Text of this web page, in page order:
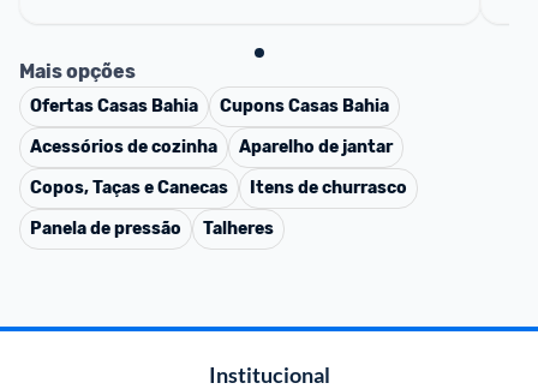
Mais opções
OfertasCasas Bahia CuponsCasas Bahia
Acessórios de cozinha
Aparelho de jantar
Copos, Taças e Canecas
Itens de churrasco
Panela de pressão
Talheres
Institucional